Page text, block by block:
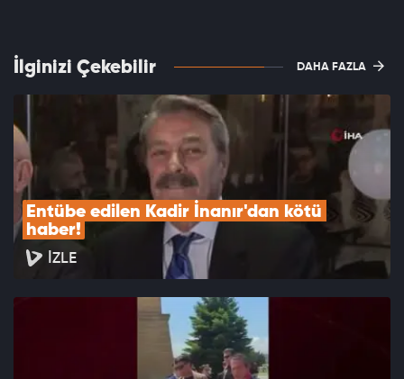
İlginizi Çekebilir DAHA FAZLA
Entübe edilen Kadir İnanır'dan kötü
haber!
İZLE